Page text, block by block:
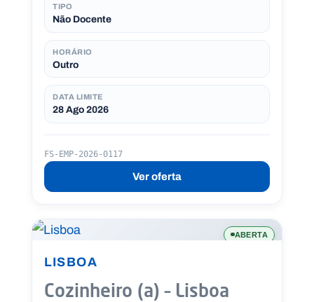
TIPO
Não Docente
HORÁRIO
Outro
DATA LIMITE
28 Ago 2026
FS-EMP-2026-0117
Ver oferta
ABERTA
LISBOA
Cozinheiro (a) – Lisboa